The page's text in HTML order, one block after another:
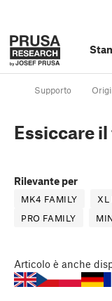
Supporto
Essiccare
Rilevante per
MK4 FAMILY XL
PRO FAMILY
Articolo è anche